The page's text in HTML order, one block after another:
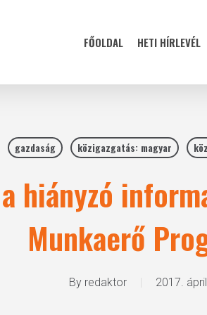
FŐOLDAL HETI HÍRLEVÉL
gazdaság közigazgatás: magyar
a hiányzó
Munkaerő
By redaktor 2017.